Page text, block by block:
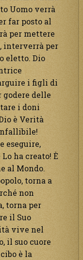
Uomo verrà
far posto al
per mettere
interverrà per
eletto. Dio
i figli di
delle
i doni
è Verità
eseguire,
ha creato! È
al Mondo.
torna a
non
torna per
il Suo
vive nel
il suo cuore
è la